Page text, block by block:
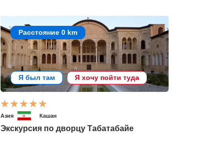
Расстояние 0 km
Я был там Я хочу пойти туда
Азия Кашан
Экскурсия по дворцу Табатабайе